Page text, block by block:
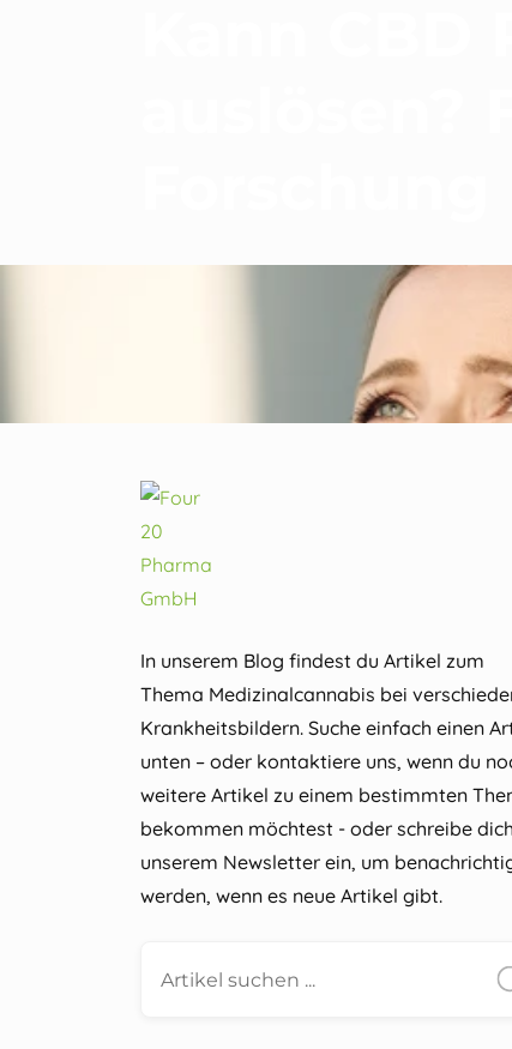
In unserem Blog findest du Artikel zum
Thema Medizinalcannabis bei
Krankheitsbildern. Suche einfach einen
unten – oder kontaktiere uns, wenn du
weitere Artikel zu einem bestimmten
bekommen möchtest - oder schreibe
unserem Newsletter ein, um
werden, wenn es neue Artikel gibt.